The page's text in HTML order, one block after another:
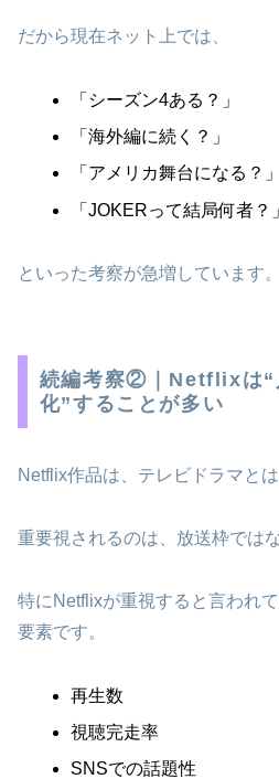
だから現在ネット上では、
「シーズン4ある？」
「海外編に続く？」
「アメリカ舞台になる？」
「JOKERって結局何者？」
といった考察が急増しています。
続編考察②｜Netflixは“
化”することが多い
Netflix作品は、テレビドラマとは
重要視されるのは、放送枠ではな
特にNetflixが重視すると言われ
要素です。
再生数
視聴完走率
SNSでの話題性